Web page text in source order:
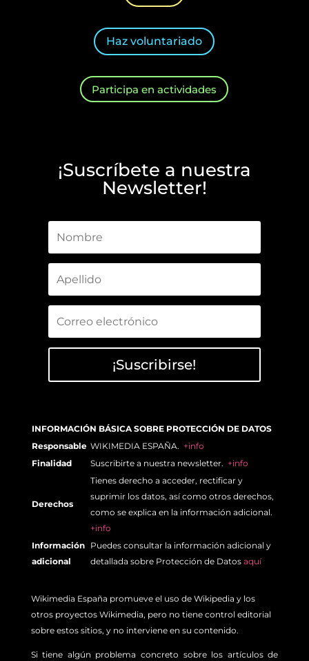
Haz voluntariado
Participa en actividades
¡Suscríbete a nuestra
Newsletter!
¡Suscribirse!
INFORMACIÓN BÁSICA SOBRE PROTECCIÓN DE DATOS
Responsable WIKIMEDIA ESPAÑA. +info
Finalidad
Suscribirte a nuestra newsletter. +info
Derechos
Tienes derecho a acceder, rectificar y
suprimir los datos, así como otros derechos,
como se explica en la información adicional.
+info
Información
adicional
Puedes consultar la información adicional y
detallada sobre Protección de Datos aquí
Wikimedia España promueve el uso de Wikipedia y los
otros proyectos Wikimedia, pero no tiene control editorial
sobre estos sitios, y no interviene en su contenido.
Si tiene algún problema concreto sobre los artículos de